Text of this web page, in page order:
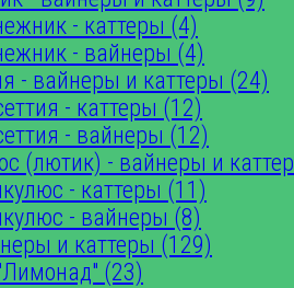
- каттеры (4)
- вайнеры (4)
- вайнеры и каттеры (24)
- каттеры (12)
- вайнеры (12)
(лютик) - вайнеры и
- каттеры (11)
- вайнеры (8)
и каттеры (129)
(23)